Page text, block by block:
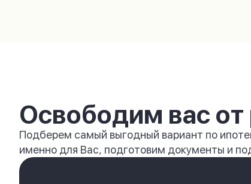
Освободим вас от
Подберем самый выгодный вариант по
именно для Вас, подготовим документы и